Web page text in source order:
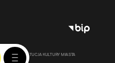
– INSTYTUCJA KULTURY MIASTA